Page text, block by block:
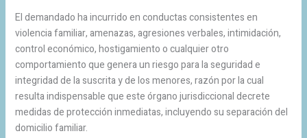
El demandado ha incurrido en conductas consistentes en
violencia familiar, amenazas, agresiones verbales, intimidación,
control económico, hostigamiento o cualquier otro
comportamiento que genera un riesgo para la seguridad e
integridad de la suscrita y de los menores, razón por la cual
resulta indispensable que este órgano jurisdiccional decrete
medidas de protección inmediatas, incluyendo su separación del
domicilio familiar.